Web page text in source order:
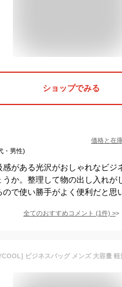
ショップでみる
価格と在
・男性)
感がある光沢がおしゃれなビジ
うか。整理して物の出し入れが
ので使い勝手がよく便利だと思
全てのおすすめコメント (1件) >